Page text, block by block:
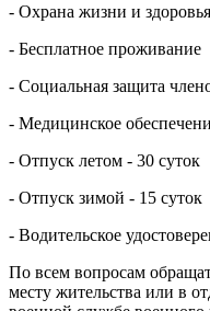
- Охрана жизни и здоровья
- Бесплатное проживание
- Социальная защита
- Медицинское
- Отпуск летом - 30 суток
- Отпуск зимой - 15 суток
- Водительское
По всем вопросам
месту жительства или в